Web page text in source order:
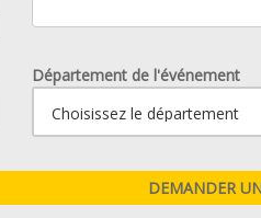
Département de l'événement